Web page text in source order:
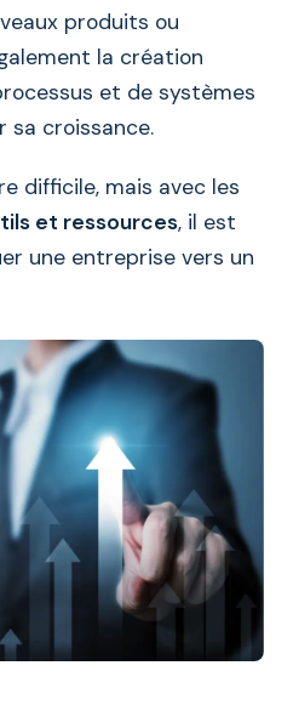
produits ou
la création
et de systèmes
sa croissance.
difficile, mais avec les
et ressources, il est
une entreprise vers un